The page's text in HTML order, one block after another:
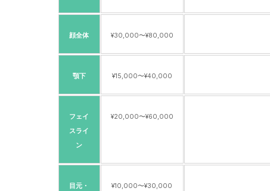
顔全体 ¥30,000〜¥80,000
顎下 ¥15,000〜¥40,000
フェイ
スライ
ン
¥20,000〜¥60,000
目元・
¥10,000〜¥30,000